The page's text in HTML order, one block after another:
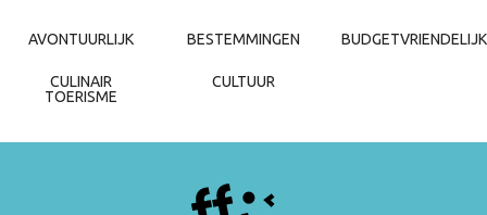
AVONTUURLIJK BESTEMMINGEN BUDGETVRIENDELIJK
CULINAIR
TOERISME
CULTUUR